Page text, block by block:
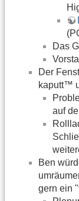
Das
Der
kaputt™
auf
Ben
gern ein